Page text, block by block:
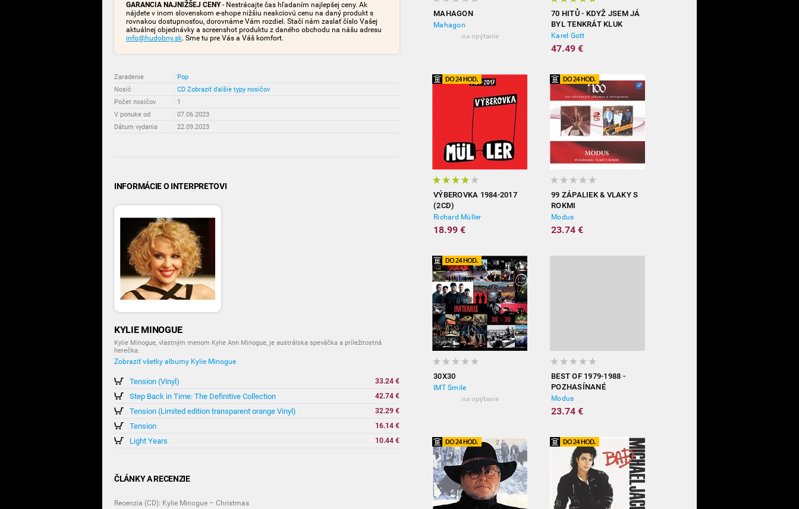
GARANCIA NAJNIŽŠEJ CENY- Nestrácajte čas hľadaním najlepšej ceny. Ak
nájdete v inom slovenskom e-shope nižšiu neakciovú cenu na daný produkt s
rovnakou dostupnosťou, dorovnáme Vám rozdiel. Stačí nám zaslať číslo Vašej
aktuálnej objednávky a screenshot produktu z daného obchodu na nášu adresu
info@hudobny.sk. Sme tu pre Vás a Váš komfort.
Zaradenie : Pop
Nosič
: CD Zobraziť ďalšie typy nosičov
Počet nosičov
: 1
V ponuke od
: 07.06.2023
Dátum vydania
: 22.09.2023
INFORMÁCIE O INTERPRETOVI
KYLIE MINOGUE
Kylie Minogue, vlastným menom Kylie Ann Minogue, je austrálska speváčka a príležitostná
herečka.
Zobraziť všetky albumy Kylie Minogue
Tension (Vinyl) 33.24 €
Step Back in Time: The Definitive Collection 42.74 €
Tension (Limited edition transparent orange Vinyl) 32.29 €
Tension 16.14 €
Light Years 10.44 €
ČLÁNKY A RECENZIE
Recenzia (CD): Kylie Minogue – Christmas
MAHAGON
Mahagon
na opýtanie
70 HITŮ - KDYŽ JSEM JÁ
BYL TENKRÁT KLUK
(3CD)
Karel Gott
47.49 €
VÝBEROVKA 1984-2017
(2CD)
Richard Müller
18.99 €
99 ZÁPALIEK & VLAKY S
ROKMI
Modus
23.74 €
30X30
IMT Smile
na opýtanie
BEST OF 1979-1988 -
POZHASÍNANÉ
Modus
23.74 €